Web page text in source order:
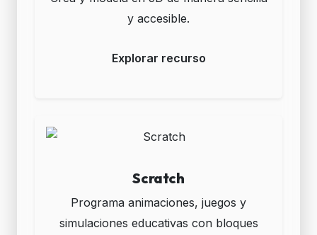
y accesible.
Explorar recurso
Scratch
Programa animaciones, juegos y
simulaciones educativas con bloques